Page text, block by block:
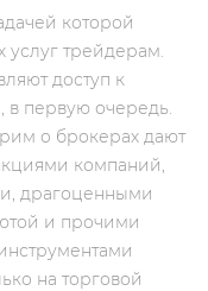
которой
услуг трейдерам.
доступ к
в первую очередь.
о брокерах дают
компаний,
драгоценными
и прочими
на торговой